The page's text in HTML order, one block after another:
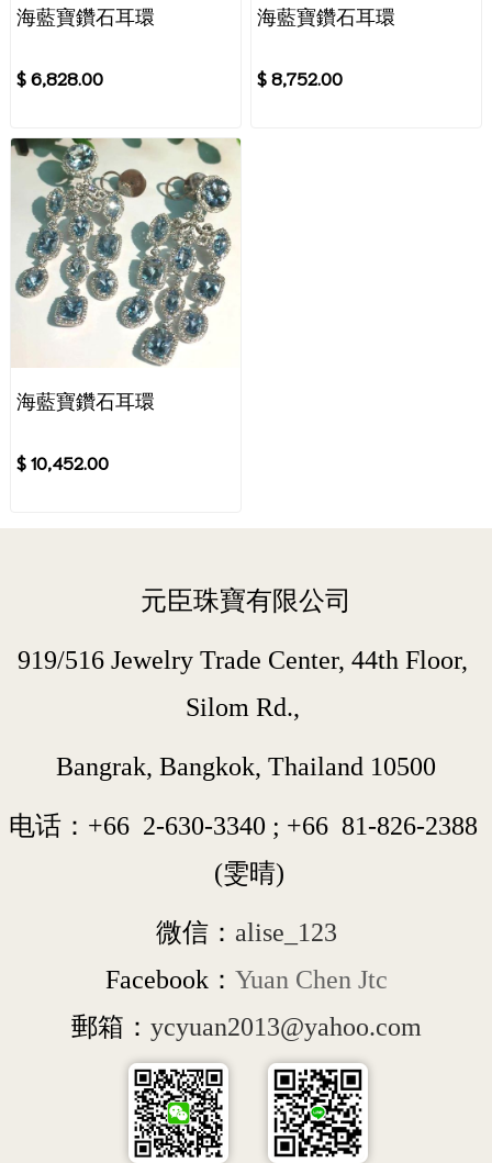
海藍寶鑽石耳環
$ 6,828.00
海藍寶鑽石耳環
$ 8,752.00
海藍寶鑽石耳環
$ 10,452.00
元臣珠寶有限公司
919/516 Jewelry Trade Center, 44th Floor,
Silom Rd.,
Bangrak, Bangkok, Thailand 10500
电话：+66 2-630-3340 ; +66 81-826-2388
(雯晴)
微信： alise_123
Facebook： Yuan Chen Jtc
郵箱： ycyuan2013@yahoo.com